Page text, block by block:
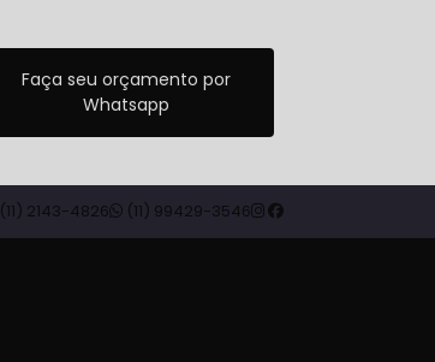
Faça seu orçamento por
Whatsapp
2143-4826 (11) 99429-3546